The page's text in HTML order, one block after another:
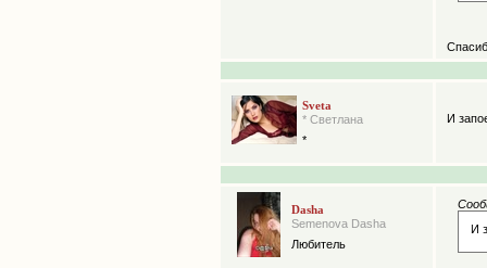
Sveta
* Светлана
*
И
Dasha
Semenova Dasha
Любитель
И